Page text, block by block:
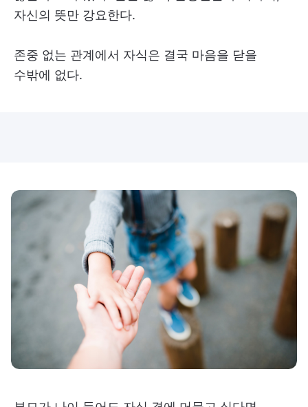
자신의 뜻만 강요한다.
존중 없는 관계에서 자식은 결국 마음을 닫을
수밖에 없다.